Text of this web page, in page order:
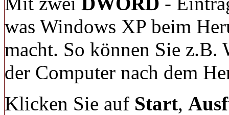
was Windows XP beim
macht. So können Sie z.B.
der Computer nach dem
Klicken Sie auf Start,